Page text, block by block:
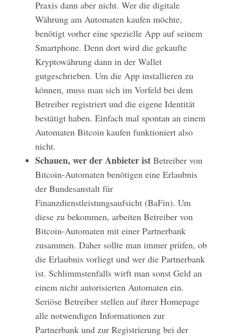
Praxis dann aber nicht. Wer die digitale
Währung am Automaten kaufen möchte,
benötigt vorher eine spezielle App auf seinem
Smartphone. Denn dort wird die gekaufte
Kryptowährung dann in der Wallet
gutgeschrieben. Um die App installieren zu
können, muss man sich im Vorfeld bei dem
Betreiber registriert und die eigene Identität
bestätigt haben. Einfach mal spontan an einem
Automaten Bitcoin kaufen funktioniert also
nicht.
Schauen, wer der Anbieter ist Betreiber von
Bitcoin-Automaten benötigen eine Erlaubnis
der Bundesanstalt für
Finanzdienstleistungsaufsicht (BaFin). Um
diese zu bekommen, arbeiten Betreiber von
Bitcoin-Automaten mit einer Partnerbank
zusammen. Daher sollte man immer prüfen, ob
die Erlaubnis vorliegt und wer die Partnerbank
ist. Schlimmstenfalls wirft man sonst Geld an
einem nicht autorisierten Automaten ein.
Seriöse Betreiber stellen auf ihrer Homepage
alle notwendigen Informationen zur
Partnerbank und zur Registrierung bei der